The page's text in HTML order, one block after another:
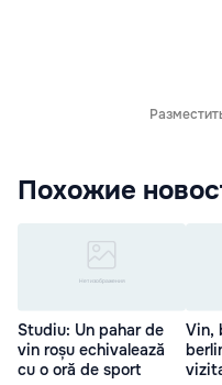
Похожие
Studiu: Un pahar de
vin roșu echivalează
cu o oră de sport
Vin,